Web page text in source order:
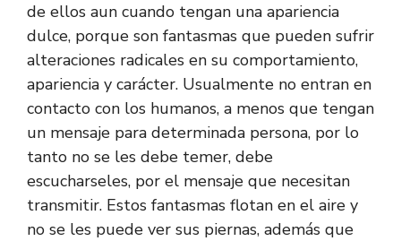
de ellos aun cuando tengan una apariencia
dulce, porque son fantasmas que pueden sufrir
alteraciones radicales en su comportamiento,
apariencia y carácter. Usualmente no entran en
contacto con los humanos, a menos que tengan
un mensaje para determinada persona, por lo
tanto no se les debe temer, debe
escucharseles, por el mensaje que necesitan
transmitir. Estos fantasmas flotan en el aire y
no se les puede ver sus piernas, además que